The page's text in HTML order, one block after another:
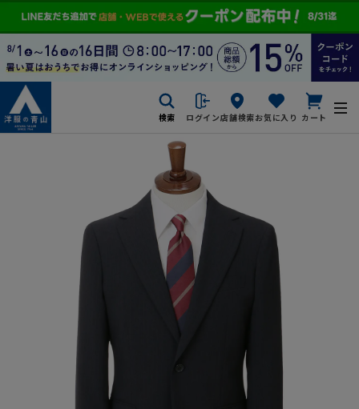
検索 ログイン店舗検索お気に入り カート